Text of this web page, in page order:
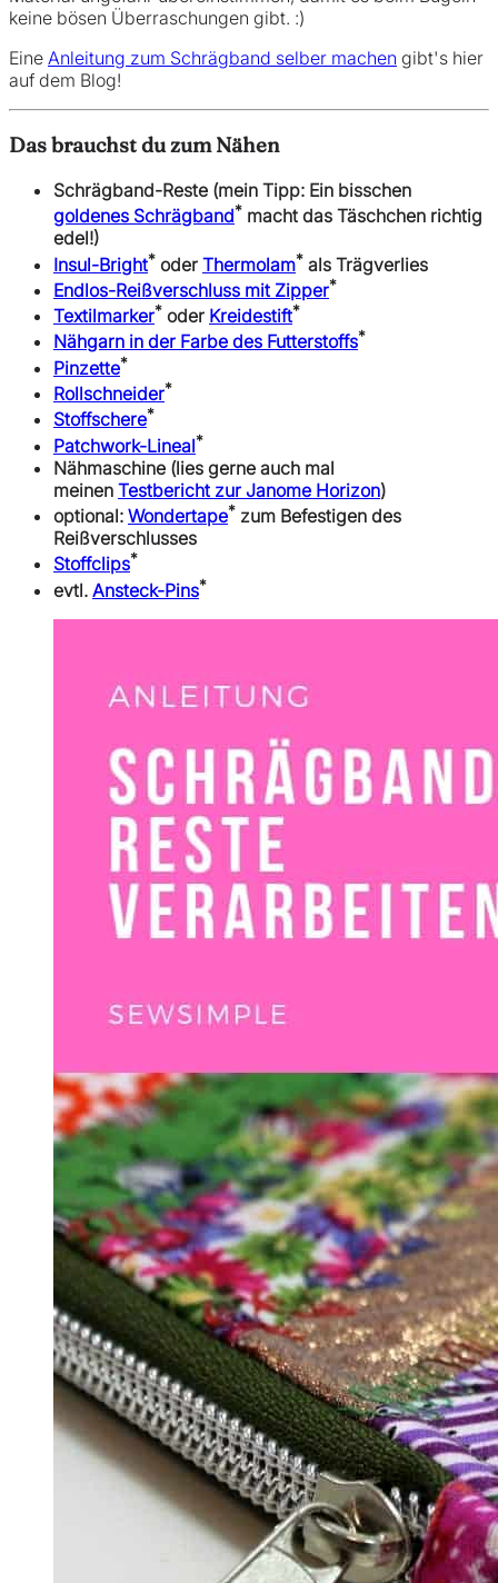
keine bösen Überraschungen gibt. :)
Eine Anleitung zum Schrägband selber machen gibt's hier
auf dem Blog!
Das brauchst du zum Nähen
Schrägband-Reste (mein Tipp: Ein bisschen
goldenes Schrägband* macht das Täschchen richtig
edel!)
Insul-Bright* oder Thermolam* als Trägverlies
Endlos-Reißverschluss mit Zipper*
Textilmarker* oder Kreidestift*
Nähgarn in der Farbe des Futterstoffs*
Pinzette*
Rollschneider*
Stoffschere*
Patchwork-Lineal*
Nähmaschine (lies gerne auch mal
meinen Testbericht zur Janome Horizon)
optional: Wondertape* zum Befestigen des
Reißverschlusses
Stoffclips*
evtl. Ansteck-Pins*